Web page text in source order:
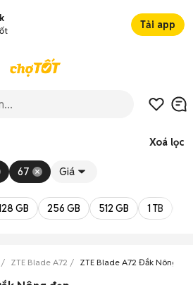
Tải app
Xoá lọc
67 Giá
GB 256 GB 512 GB 1 TB
ZTE Blade A72 ZTE Blade A72 Đắk Nông